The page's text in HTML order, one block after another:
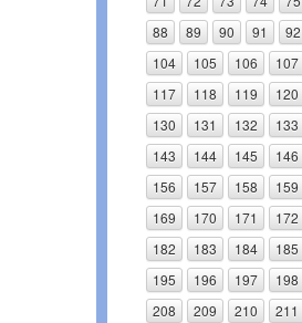
88
89 90 91 92
104
105 106 107
117
118 119 120
130
131 132 133
143
144 145 146
156
157 158 159
169
170 171 172
182
183 184 185
195
196 197 198
208
209 210 211